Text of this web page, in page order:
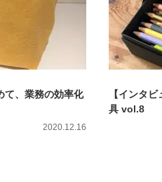
て、業務の効率化
2020.12.16
【インタ
具 vol.8